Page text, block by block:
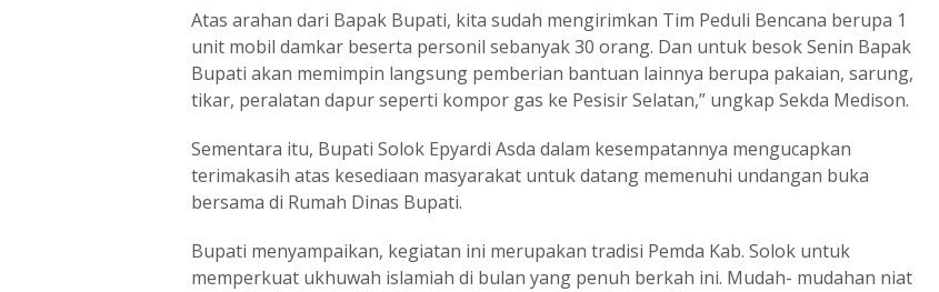
Atas arahan dari Bapak Bupati, kita sudah mengirimkan Tim Peduli Bencana berupa 1
unit mobil damkar beserta personil sebanyak 30 orang. Dan untuk besok Senin Bapak
Bupati akan memimpin langsung pemberian bantuan lainnya berupa pakaian, sarung,
tikar, peralatan dapur seperti kompor gas ke Pesisir Selatan,” ungkap Sekda Medison.
Sementara itu, Bupati Solok Epyardi Asda dalam kesempatannya mengucapkan
terimakasih atas kesediaan masyarakat untuk datang memenuhi undangan buka
bersama di Rumah Dinas Bupati.
Bupati menyampaikan, kegiatan ini merupakan tradisi Pemda Kab. Solok untuk
memperkuat ukhuwah islamiah di bulan yang penuh berkah ini. Mudah- mudahan niat